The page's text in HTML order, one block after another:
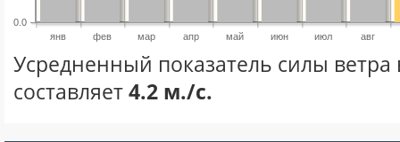
янв фев мар апр май июн июл авг
0.0
Усредненный показатель силы ветра
составляет4.2 м./с.